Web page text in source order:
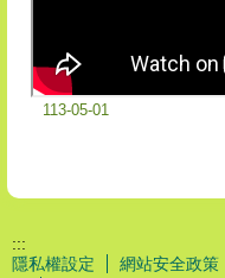
113-05-01
:::
隱私權設定
網站安全政策